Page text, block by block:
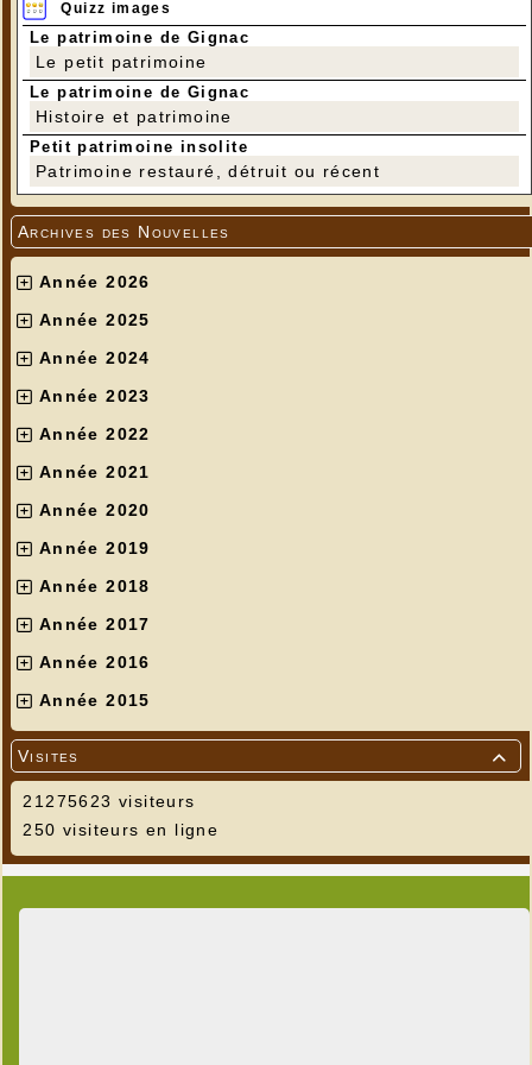
Quizz images
Le patrimoine de Gignac
Le petit patrimoine
Le patrimoine de Gignac
Histoire et patrimoine
Petit patrimoine insolite
Patrimoine restauré, détruit ou récent
Archives des Nouvelles
Année 2026
Année 2025
Année 2024
Année 2023
Année 2022
Année 2021
Année 2020
Année 2019
Année 2018
Année 2017
Année 2016
Année 2015

Visites
21275623 visiteurs
250 visiteurs en ligne